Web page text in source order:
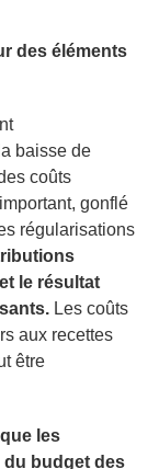
des éléments
baisse de
coûts
gonflé
régularisations
le résultat
Les coûts
aux recettes
être
les
budget des